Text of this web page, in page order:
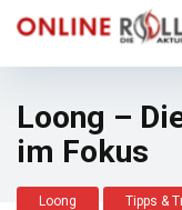
Loong –
im Fokus
Loong Tipps &